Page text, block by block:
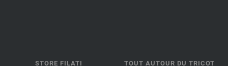
STORE FILATI TOUT AUTOUR DU TRICOT